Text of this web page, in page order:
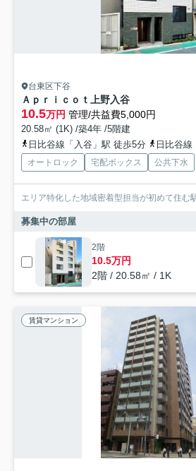
台東区下谷
Ａｐｒｉｃｏｔ上野入谷
10.5万円 管理/共益費5,000円
20.58㎡ (1K) /築4年 /5階建
日比谷線「入谷」駅 徒歩5分
日比谷
オートロック 宅配ボックス 公共下水
エリア特化した地域密着型担当が初めて住む
募集中の部屋
2階
10.5万円
2階 / 20.58㎡ / 1K
賃貸マンション